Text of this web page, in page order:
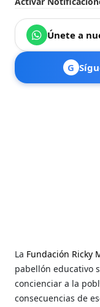
Únete a
G
La Fundación Ricky
pabellón educativo
concienciar a la
consecuencias de